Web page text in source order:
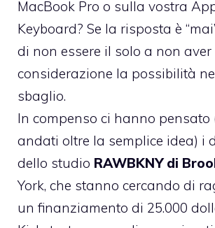
MacBook Pro o sulla vostra
Keyboard? Se la risposta è
di non essere il solo a non aver
considerazione la possibilità
sbaglio.
In compenso ci hanno pensato
andati oltre la semplice idea) i
dello studio RAWBKNY di
York, che stanno cercando di
un finanziamento di 25.000